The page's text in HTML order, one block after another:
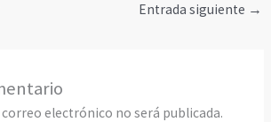
Entrada siguiente →
correo electrónico no será publicada.